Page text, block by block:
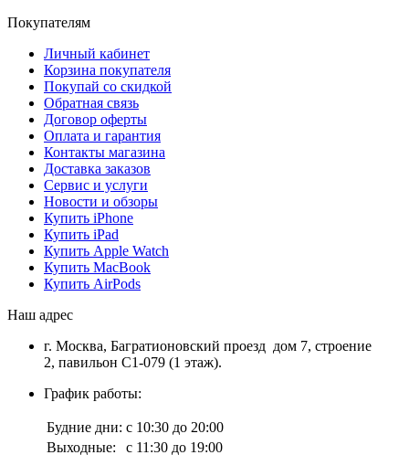
Покупателям
Личный кабинет
Корзина покупателя
Покупай со скидкой
Обратная связь
Договор оферты
Оплата и гарантия
Контакты магазина
Доставка заказов
Сервис и услуги
Новости и обзоры
Купить iPhone
Купить iPad
Купить Apple Watch
Купить MacBook
Купить AirPods
Наш адрес
г. Москва, Багратионовский проезд дом 7, строение
2, павильон С1-079 (1 этаж).
График работы:
Будние дни: с 10:30 до 20:00
Выходные:
с 11:30 до 19:00